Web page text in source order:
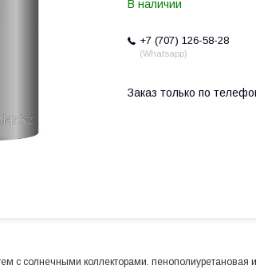
В наличии
+7 (707) 126-58-28
Whatsapp
Заказ только по
с солнечными коллекторами.